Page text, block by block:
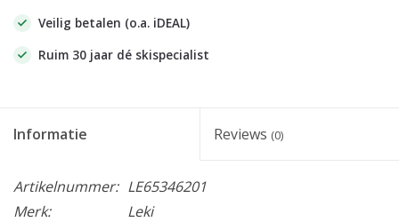
Veilig betalen (o.a. iDEAL)
Ruim 30 jaar dé skispecialist
Informatie Reviews (0)
Artikelnummer: LE65346201
Merk:
Leki